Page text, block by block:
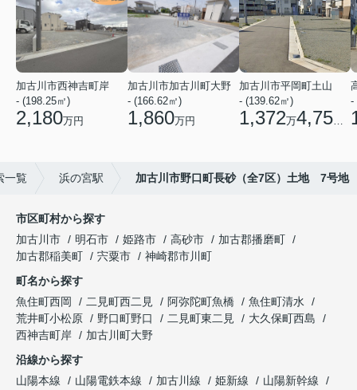
加古川市西神吉町岸
- (198.25㎡)
2,180万円
加古川市加古川町大野
- (166.62㎡)
1,860万円
加古川市平岡町土山
- (139.62㎡)
1,372万4,750 円
-
一覧 浜の宮駅 加古川市野口町長砂（全7区）土地 7号地
市区町村から探す
加古川市
明石市 姫路市 高砂市
加古郡播磨町
加古郡稲美町
宍粟市
神崎郡市川町
町名から探す
魚住町西岡
二見町西二見 阿弥陀町魚橋
魚住町清水
荒井町小松原
野口町野口 二見町東二見
大久保町西島
西神吉町岸
加古川町大野
沿線から探す
山陽本線
山陽電鉄本線 加古川線 姫新線
山陽新幹線